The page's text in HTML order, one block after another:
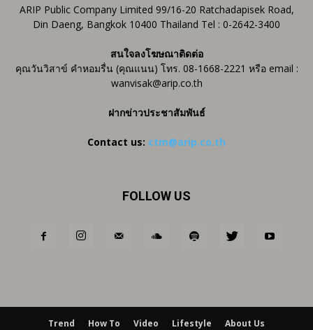
ARIP Public Company Limited 99/16-20 Ratchadapisek Road,
Din Daeng, Bangkok 10400 Thailand Tel : 0-2642-3400
สนใจลงโฆษณาติดต่อ
คุณวันวิสาข์ คำหอมรื่น (คุณแนน) โทร. 08-1668-2221 หรือ email :
wanvisak@arip.co.th
ฝากข่าวประชาสัมพันธ์
Contact us: ctm@arip.co.th
FOLLOW US
Trend How To Video Lifestyle About Us